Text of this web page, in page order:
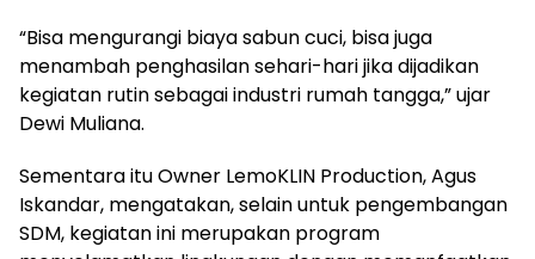
“Bisa mengurangi biaya sabun cuci, bisa juga
menambah penghasilan sehari-hari jika dijadikan
kegiatan rutin sebagai industri rumah tangga,” ujar
Dewi Muliana.
Sementara itu Owner LemoKLIN Production, Agus
Iskandar, mengatakan, selain untuk pengembangan
SDM, kegiatan ini merupakan program